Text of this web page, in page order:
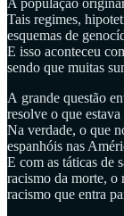
A população
Tais regimes,
esquemas de
E isso aconteceu
sendo que muitas
A grande questão
resolve o que
Na verdade, o que
espanhóis nas
E com as táticas de
racismo da morte, o
racismo que entra